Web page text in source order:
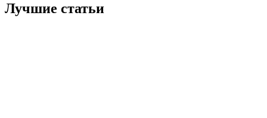
Лучшие статьи